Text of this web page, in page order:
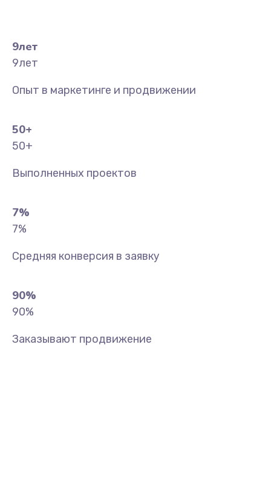
9лет
9лет
Опыт в маркетинге и продвижении
50+
50+
Выполненных проектов
7%
7%
Средняя конверсия в заявку
90%
90%
Заказывают продвижение